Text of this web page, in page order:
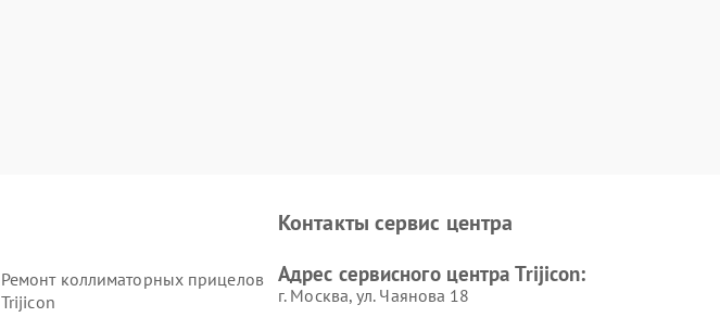
Ремонт коллиматорных прицелов
Trijicon
Контакты сервис центра
Адрес сервисного центра Trijicon:
г. Москва, ул. Чаянова 18